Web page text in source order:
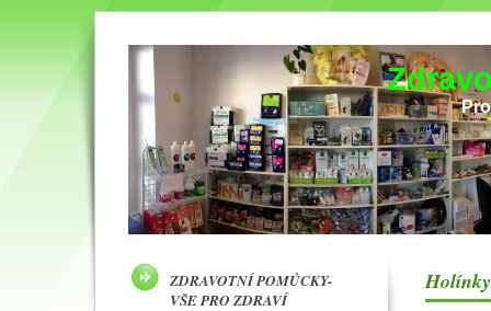
Holínky
ZDRAVOTNÍ POMŮCKY-
VŠE PRO ZDRAVÍ